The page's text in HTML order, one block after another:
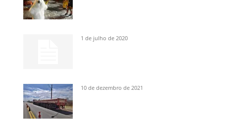
1 de julho de 2020
10 de dezembro de 2021